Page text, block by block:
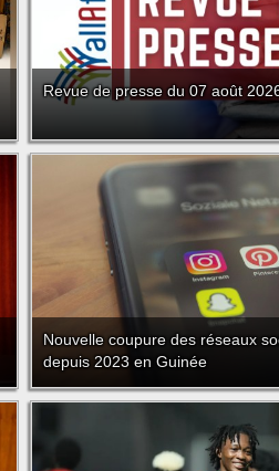
Revue de presse du 07 août
Nouvelle coupure des réseaux
depuis 2023 en Guinée